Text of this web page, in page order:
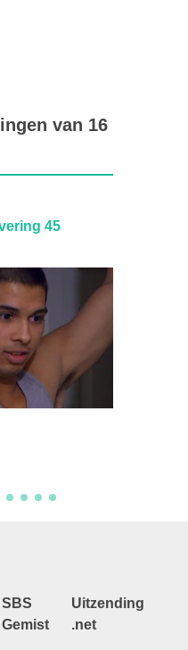
van 16
45
SBS
Gemist
Uitzending
.net